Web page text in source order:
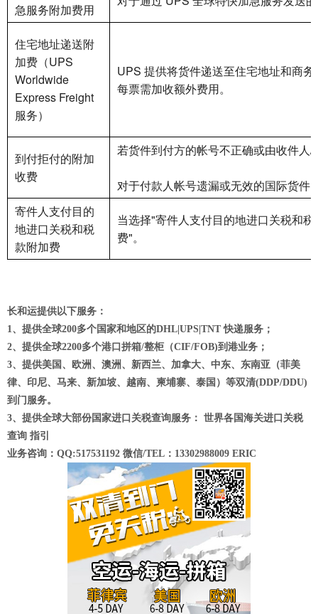
急服务附加费用
住宅地址递送附
加费（UPS
Worldwide
Express Freight
服务）
UPS 提供将货件递送至住宅地址和商
每票需加收额外费用。
到付拒付的附加
收费
若货件到付方的帐号不正确或由收件人
对于付款人帐号遗漏或无效的国际货件
寄件人支付目的
地进口关税和税
款附加费
当选择"寄件人支付目的地进口关税和
费"。
长和运提供以下服务：
1、提供全球200多个国家和地区的DHL|UPS|TNT 快递服务；
2、提供全球2200多个港口拼箱/整柜（CIF/FOB)到港业务；
3、提供美国、欧洲、澳洲、新西兰、加拿大、中东、东南亚（菲美
律、印尼、马来、新加坡、越南、柬埔寨、泰国）等双清(DDP/DDU)
到门服务。
3、提供全球大部份国家进口关税查询服务： 世界各国海关进口关税
查询 指引
业务咨询：QQ:517531192 微信/TEL：13302988009 ERIC